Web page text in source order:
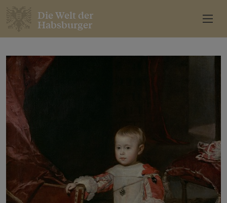
Die Welt der
Habsburger